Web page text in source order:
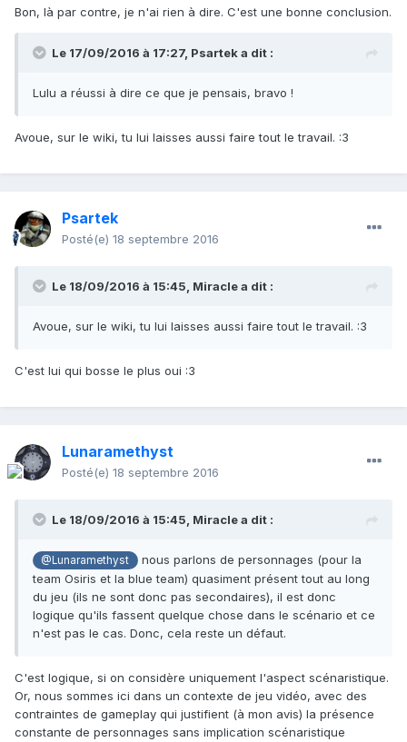
mais solide).
Bon, là par contre, je n'ai rien à dire. C'est une bonne conclusion.
Le 17/09/2016 à 17:27, Psarteka dit :
Lulu a réussi à dire ce que je pensais, bravo !
Avoue, sur le wiki, tu lui laisses aussi faire tout le travail. :3
Psartek
Posté(e) 18 septembre 2016
Le 18/09/2016 à 15:45, Miraclea dit :
Avoue, sur le wiki, tu lui laisses aussi faire tout le travail. :3
C'est lui qui bosse le plus oui :3
Lunaramethyst
Posté(e) 18 septembre 2016
Le 18/09/2016 à 15:45, Miraclea dit :
@Lunaramethyst
nous parlons de personnages (pour la
team Osiris et la blue team) quasiment présent tout au long
du jeu (ils ne sont donc pas secondaires), il est donc
logique qu'ils fassent quelque chose dans le scénario et ce
n'est pas le cas. Donc, cela reste un défaut.
C'est logique, si on considère uniquement l'aspect scénaristique.
Or, nous sommes ici dans un contexte de jeu vidéo, avec des
contraintes de gameplay qui justifient (à mon avis) la présence
constante de personnages sans implication scénaristique